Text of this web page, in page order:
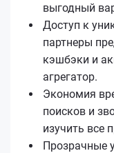
выгодный
Доступ к
партнеры
кэшбэки и
агрегатор.
Экономия
поисков и
изучить все
Прозрачные